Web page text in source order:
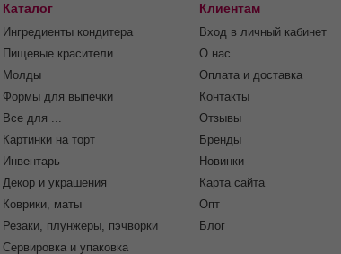
Каталог
Ингредиенты кондитера
Пищевые красители
Молды
Формы для выпечки
Все для ...
Картинки на торт
Инвентарь
Декор и украшения
Коврики, маты
Резаки, плунжеры, пэчворки
Сервировка и упаковка
Клиентам
Вход в личный кабинет
О нас
Оплата и доставка
Контакты
Отзывы
Бренды
Новинки
Карта сайта
Опт
Блог